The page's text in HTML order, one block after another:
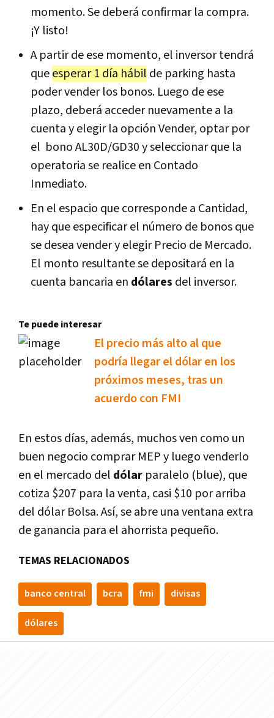
momento. Se deberá confirmar la compra.
¡Y listo!
A partir de ese momento, el inversor tendrá
queesperar 1 día hábil de parking hasta
poder vender los bonos. Luego de ese
plazo, deberá acceder nuevamente a la
cuenta y elegir la opción Vender, optar por
el bono AL30D/GD30 y seleccionar que la
operatoria se realice en Contado
Inmediato.
En el espacio que corresponde a Cantidad,
hay que especificar el número de bonos que
se desea vender y elegir Precio de Mercado.
El monto resultante se depositará en la
cuenta bancaria en dólares del inversor.
Te puede interesar
El precio más alto al que
podría llegar el dólar en los
próximos meses, tras un
acuerdo con FMI
En estos días, además, muchos ven como un
buen negocio comprar MEP y luego venderlo
en el mercado del dólar paralelo (blue), que
cotiza $207 para la venta, casi $10 por arriba
del dólar Bolsa. Así, se abre una ventana extra
de ganancia para el ahorrista pequeño.
TEMAS RELACIONADOS
banco central bcra fmi divisas
dólares